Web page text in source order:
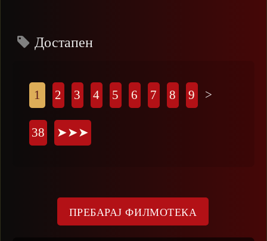
Достапен
1 2 3 4 5 6 7 8 9 >
38 ➤➤➤